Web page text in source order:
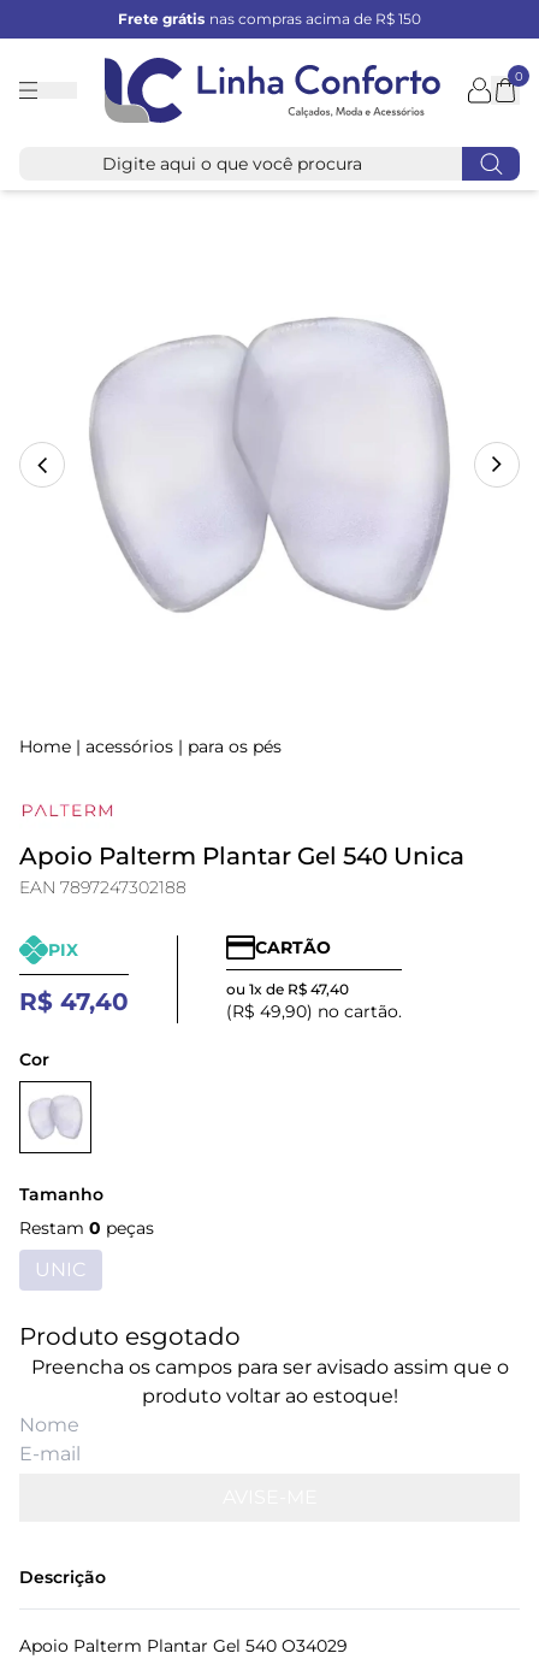
Frete grátis nas compras acima de R$ 150
Linha
0
Home | acessórios | para os pés
Apoio Palterm Plantar Gel 540 Unica
EAN 7897247302188
PIX
R$ 47,40
CARTÃO
ou 1x de R$ 47,40
(R$ 49,90) no cartão.
Cor
Tamanho
Restam 0 peças
UNIC
Produto esgotado
Preencha os campos para ser avisado assim que o
produto voltar ao estoque!
Descrição
Apoio Palterm Plantar Gel 540 O34029